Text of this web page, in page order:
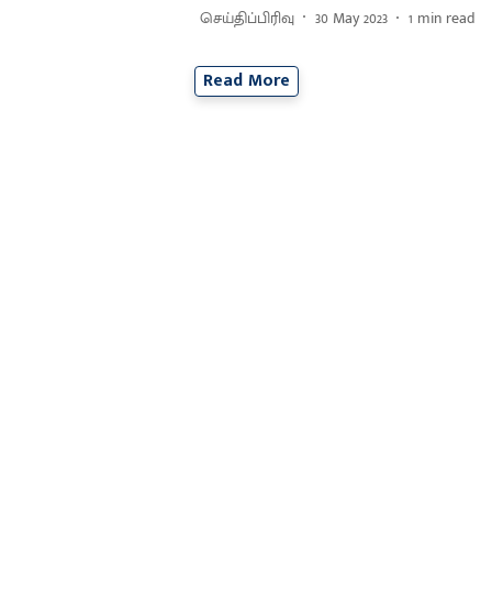
செய்திப்பிரிவு 30 May 2023 1 min read
Read More